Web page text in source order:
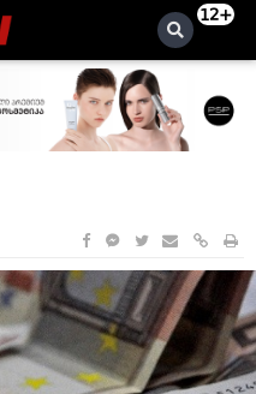
12+